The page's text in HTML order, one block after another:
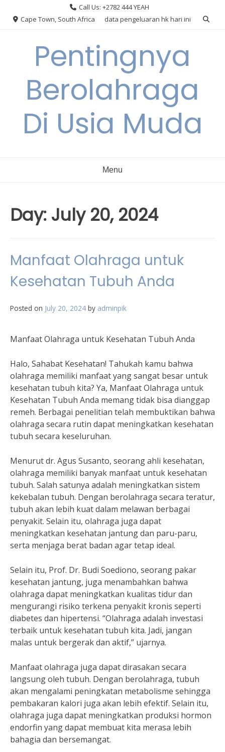
Call Us: +2782 444 YEAH
Cape Town, South Africa
data pengeluaran hk hari ini
Pentingnya
Berolahraga
Di Usia Muda
Menu
Day: July 20, 2024
Manfaat Olahraga untuk
Kesehatan Tubuh Anda
Posted on July 20, 2024 by adminpik
Manfaat Olahraga untuk Kesehatan Tubuh Anda
Halo, Sahabat Kesehatan! Tahukah kamu bahwa
olahraga memiliki manfaat yang sangat besar untuk
kesehatan tubuh kita? Ya, Manfaat Olahraga untuk
Kesehatan Tubuh Anda memang tidak bisa dianggap
remeh. Berbagai penelitian telah membuktikan bahwa
olahraga secara rutin dapat meningkatkan kesehatan
tubuh secara keseluruhan.
Menurut dr. Agus Susanto, seorang ahli kesehatan,
olahraga memiliki banyak manfaat untuk kesehatan
tubuh. Salah satunya adalah meningkatkan sistem
kekebalan tubuh. Dengan berolahraga secara teratur,
tubuh akan lebih kuat dalam melawan berbagai
penyakit. Selain itu, olahraga juga dapat
meningkatkan kesehatan jantung dan paru-paru,
serta menjaga berat badan agar tetap ideal.
Selain itu, Prof. Dr. Budi Soediono, seorang pakar
kesehatan jantung, juga menambahkan bahwa
olahraga dapat meningkatkan kualitas tidur dan
mengurangi risiko terkena penyakit kronis seperti
diabetes dan hipertensi. “Olahraga adalah investasi
terbaik untuk kesehatan tubuh kita. Jadi, jangan
malas untuk bergerak dan aktif,” ujarnya.
Manfaat olahraga juga dapat dirasakan secara
langsung oleh tubuh. Dengan berolahraga, tubuh
akan mengalami peningkatan metabolisme sehingga
pembakaran kalori juga akan lebih efektif. Selain itu,
olahraga juga dapat meningkatkan produksi hormon
endorfin yang dapat membuat kita merasa lebih
bahagia dan bersemangat.